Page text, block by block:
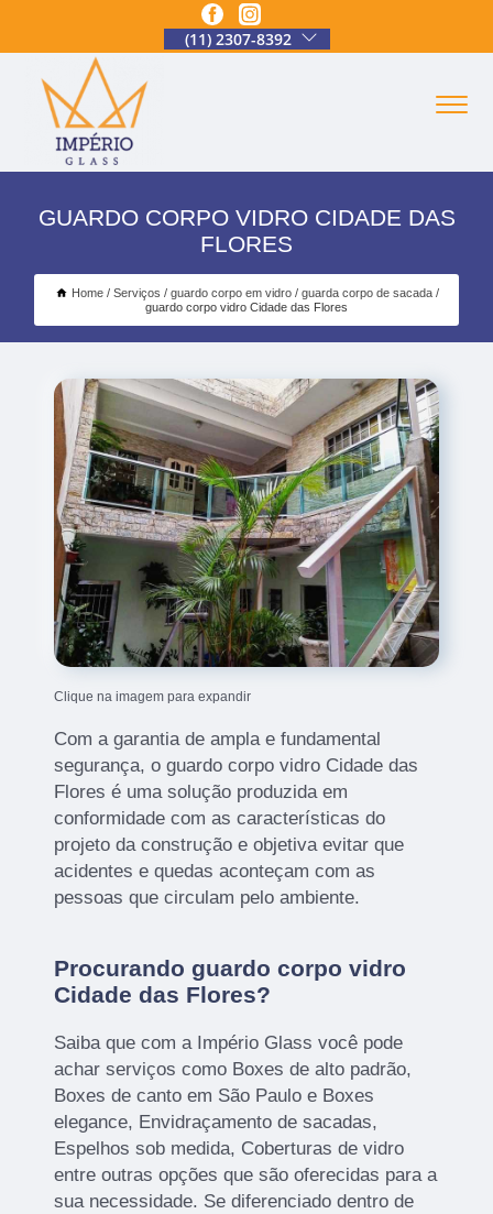
(11) 2307-8392
GUARDO CORPO VIDRO CIDADE DAS
FLORES
Home Serviços guardo corpo em vidro
guarda corpo de sacada
guardo corpo vidro Cidade das Flores
Clique na imagem para expandir
Com a garantia de ampla e fundamental
segurança, o guardo corpo vidro Cidade das
Flores é uma solução produzida em
conformidade com as características do
projeto da construção e objetiva evitar que
acidentes e quedas aconteçam com as
pessoas que circulam pelo ambiente.
Procurando guardo corpo vidro
Cidade das Flores?
Saiba que com a Império Glass você pode
achar serviços como Boxes de alto padrão,
Boxes de canto em São Paulo e Boxes
elegance, Envidraçamento de sacadas,
Espelhos sob medida, Coberturas de vidro
entre outras opções que são oferecidas para a
sua necessidade. Se diferenciado dentro de